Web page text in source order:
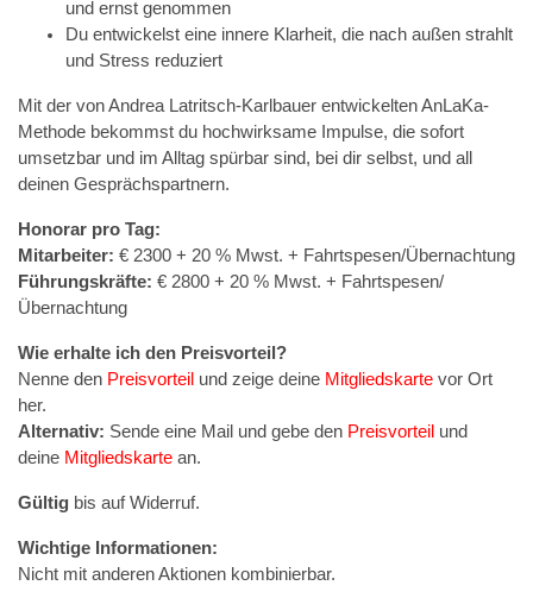
und ernst genommen
Du entwickelst eine innere Klarheit, die nach außen strahlt
und Stress reduziert
Mit der von Andrea Latritsch-Karlbauer entwickelten AnLaKa-
Methode bekommst du hochwirksame Impulse, die sofort
umsetzbar und im Alltag spürbar sind, bei dir selbst, und all
deinen Gesprächspartnern.
Honorar pro Tag:
Mitarbeiter: € 2300 + 20 % Mwst. + Fahrtspesen/Übernachtung
Führungskräfte: € 2800 + 20 % Mwst. + Fahrtspesen/
Übernachtung
Wie erhalte ich den Preisvorteil?
Nenne den Preisvorteil und zeige deine Mitgliedskarte vor Ort
her.
Alternativ: Sende eine Mail und gebe den Preisvorteil und
deine Mitgliedskarte an.
Gültig bis auf Widerruf.
Wichtige Informationen:
Nicht mit anderen Aktionen kombinierbar.